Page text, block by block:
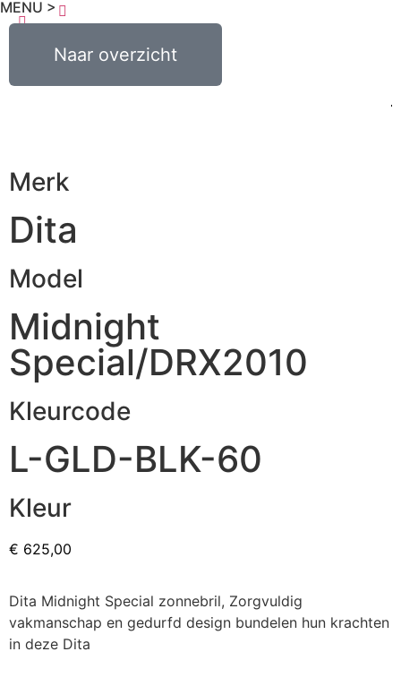
MENU >
Naar overzicht
0,00
Merk
Dita
Model
Midnight
Special/DRX2010
Kleurcode
L-GLD-BLK-60
Kleur
€ 625,00
Dita Midnight Special zonnebril, Zorgvuldig
vakmanschap en gedurfd design bundelen hun krachten
in deze Dita